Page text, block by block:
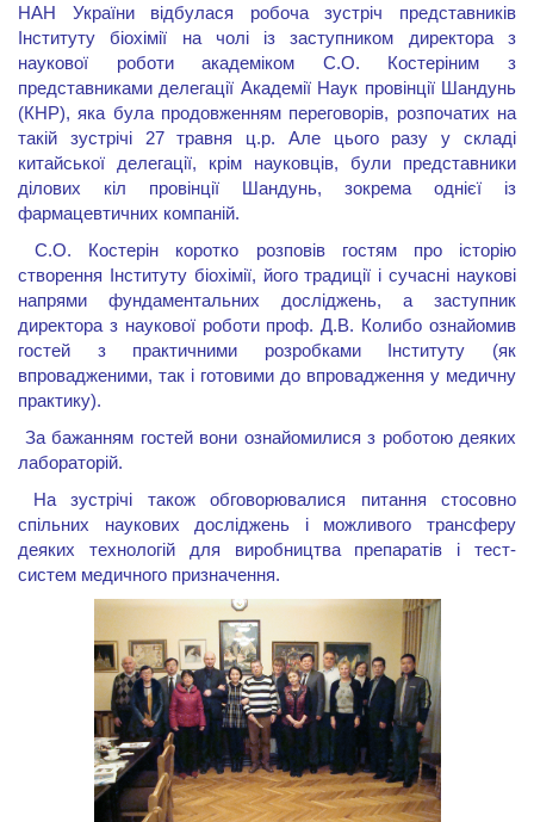
НАН України відбулася робоча зустріч представників
Інституту біохімії на чолі із заступником директора з
наукової роботи академіком С.О. Костеріним з
представниками делегації Академії Наук провінції Шандунь
(КНР), яка була продовженням переговорів, розпочатих на
такій зустрічі 27 травня ц.р. Але цього разу у складі
китайської делегації, крім науковців, були представники
ділових кіл провінції Шандунь, зокрема однієї із
фармацевтичних компаній.
С.О. Костерін коротко розповів гостям про історію
створення Інституту біохімії, його традиції і сучасні наукові
напрями фундаментальних досліджень, а заступник
директора з наукової роботи проф. Д.В. Колибо ознайомив
гостей з практичними розробками Інституту (як
впровадженими, так і готовими до впровадження у медичну
практику).
За бажанням гостей вони ознайомилися з роботою деяких
лабораторій.
На зустрічі також обговорювалися питання стосовно
спільних наукових досліджень і можливого трансферу
деяких технологій для виробництва препаратів і тест-
систем медичного призначення.